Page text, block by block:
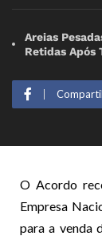
Areias
Retidas Após
O Acordo
Empresa
para a venda